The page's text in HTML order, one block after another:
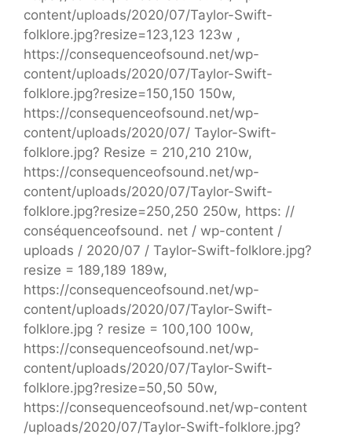
content/uploads/2020/07/Taylor-Swift-
folklore.jpg?resize=123,123 123w ,
https://consequenceofsound.net/wp-
content/uploads/2020/07/Taylor-Swift-
folklore.jpg?resize=150,150 150w,
https://consequenceofsound.net/wp-
content/uploads/2020/07/ Taylor-Swift-
folklore.jpg? Resize = 210,210 210w,
https://consequenceofsound.net/wp-
content/uploads/2020/07/Taylor-Swift-
folklore.jpg?resize=250,250 250w, https: //
conséquenceofsound. net / wp-content /
uploads / 2020/07 / Taylor-Swift-folklore.jpg?
resize = 189,189 189w,
https://consequenceofsound.net/wp-
content/uploads/2020/07/Taylor-Swift-
folklore.jpg ? resize = 100,100 100w,
https://consequenceofsound.net/wp-
content/uploads/2020/07/Taylor-Swift-
folklore.jpg?resize=50,50 50w,
https://consequenceofsound.net/wp-content
/uploads/2020/07/Taylor-Swift-folklore.jpg?